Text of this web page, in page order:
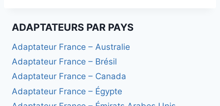
ADAPTATEURS PAR PAYS
Adaptateur France – Australie
Adaptateur France – Brésil
Adaptateur France – Canada
Adaptateur France – Égypte